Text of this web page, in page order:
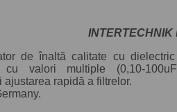
INTERTECHNIK
de înaltă calitate cu
cu valori multiple (0,10-
ajustarea rapidă a filtrelor.